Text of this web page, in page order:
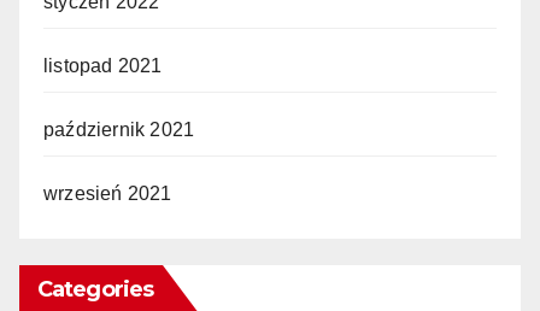
listopad 2021
październik 2021
wrzesień 2021
Categories